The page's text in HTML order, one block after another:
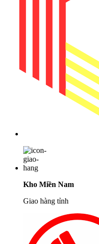
Kho Miền Nam
Giao hàng tỉnh